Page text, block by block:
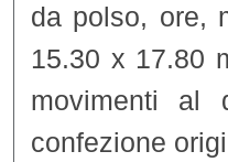
da polso, ore,
15.30 x 17.80
movimenti al
confezione